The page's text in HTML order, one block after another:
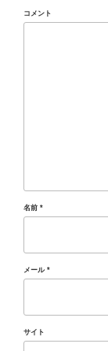
コメント
名前 *
メール *
サイト